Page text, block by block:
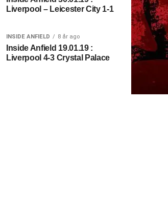
Liverpool – Leicester City 1-1
INSIDE ANFIELD 8 år ago
Inside Anfield 19.01.19 :
Liverpool 4-3 Crystal Palace